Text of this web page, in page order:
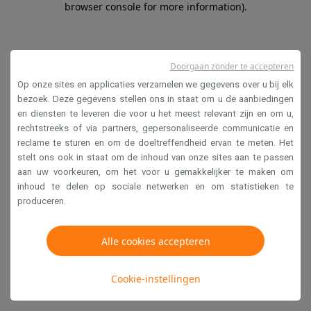
browser console for more information).
Op onze sites en applicaties verzamelen we gegevens over u bij elk
bezoek. Deze gegevens stellen ons in staat om u de aanbiedingen
en diensten te leveren die voor u het meest relevant zijn en om u,
rechtstreeks of via partners, gepersonaliseerde communicatie en
reclame te sturen en om de doeltreffendheid ervan te meten. Het
stelt ons ook in staat om de inhoud van onze sites aan te passen
aan uw voorkeuren, om het voor u gemakkelijker te maken om
inhoud te delen op sociale netwerken en om statistieken te
produceren.
Alle cookies accepteren
Cookie-instellingen
Doorgaan zonder te accepteren